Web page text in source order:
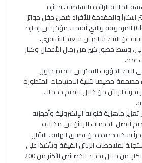
الرائدة بالسلطنة ، بجائزة
ابتكاراً والمقدمة للأفراد ضمن حفل جوائز
مؤسسة (Global Brands) المرموقة والتي أقيمت مؤخرا في إمارة
عن البنك سالم بن سعيد الشنفري،
وسط حضور كبير من رجال الأعمال وكبار
عدة.
الدؤوب للتميّز في تقديم حلول
خصيصا لتلبية الاحتياجات المتطورة
تجربة الزبائن من خلال تقديم خدمات
جاهزية قنواته الإلكترونية وأجهزته
أفضل الخدمات للزبائن في مختلف
نسخة جديدة من تطبيق الهاتف النقّال
لملاحظات الزبائن القيمّة وتأكيدًا على
التزام البنك بمفاهيم الابتكار، من خلال تجديد الخصائص لأكثر من 200